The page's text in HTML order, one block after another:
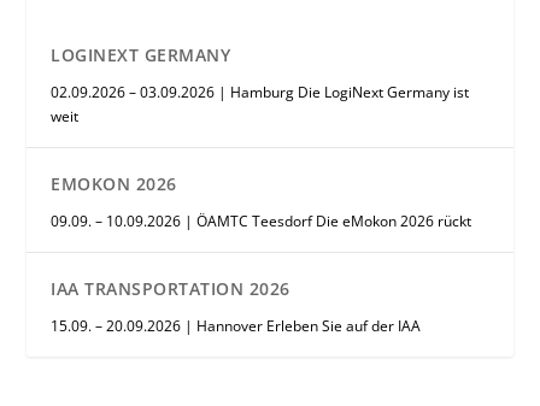
LOGINEXT GERMANY
02.09.2026 – 03.09.2026 | Hamburg Die LogiNext Germany ist
weit
EMOKON 2026
09.09. – 10.09.2026 | ÖAMTC Teesdorf Die eMokon 2026 rückt
IAA TRANSPORTATION 2026
15.09. – 20.09.2026 | Hannover Erleben Sie auf der IAA